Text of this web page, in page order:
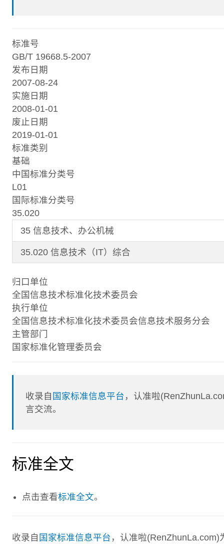
标准号
GB/T 19668.5-2007
发布日期
2007-08-24
实施日期
2008-01-01
废止日期
2019-01-01
标准类别
基础
中国标准分类号
L01
国际标准分类号
35.020
35 信息技术、办公机械
35.020 信息技术（IT）综合
归口单位
全国信息技术标准化技术委员会
执行单位
全国信息技术标准化技术委员会信息技术服务分会
主管部门
国家标准化管理委员会
收录自 国家标准信息平台 ，认准啦
言交流。
标准全文
点击查看标准全文。
收录自 国家标准信息平台 ，认准啦